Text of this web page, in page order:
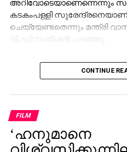
അറിവോടെയാണെന്നെന്നും
കടകംപള്ളി
ചെയ്യേണ്ടതെന്നും മന്ത്രി
വി.ഡി സതീശന്‍ പറഞ്ഞു.
ശബരിമല
പിണറായി വിജയന്‍
പാര്‍ട്ടിക്ക് ഒരു
ഗോവിന്ദന് മാത്രമേ
പരിഹസിച്ചു. എന്തുകൊണ്ട്
പോറ്റിക്കെതിരെ പരാതി
കുടുങ്ങിയാല്‍ പലരും കുടുങ്ങും
CONTINUE
FILM
‘ഹനുമാനെ